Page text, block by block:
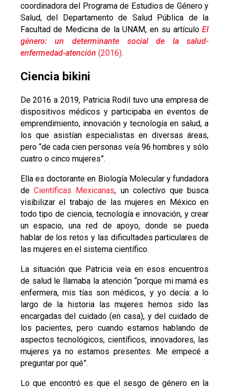
coordinadora del Programa de Estudios de Género y
Salud, del Departamento de Salud Pública de la
Facultad de Medicina de la UNAM, en su artículoEl
género: un determinante social de la salud-
enfermedad-atención (2016).
Ciencia bikini
De 2016 a 2019, Patricia Rodil tuvo una empresa de
dispositivos médicos y participaba en eventos de
emprendimiento, innovación y tecnología en salud, a
los que asistían especialistas en diversas áreas,
pero “de cada cien personas veía 96 hombres y sólo
cuatro o cinco mujeres”.
Ella es doctorante en Biología Molecular y fundadora
de Científicas Mexicanas, un colectivo que busca
visibilizar el trabajo de las mujeres en México en
todo tipo de ciencia, tecnología e innovación, y crear
un espacio, una red de apoyo, donde se pueda
hablar de los retos y las dificultades particulares de
las mujeres en el sistema científico.
La situación que Patricia veía en esos encuentros
de salud le llamaba la atención “porque mi mamá es
enfermera, mis tías son médicos, y yo decía: a lo
largo de la historia las mujeres hemos sido las
encargadas del cuidado (en casa), y del cuidado de
los pacientes, pero cuando estamos hablando de
aspectos tecnológicos, científicos, innovadores, las
mujeres ya no estamos presentes. Me empecé a
preguntar por qué”.
Lo que encontró es que el sesgo de género en la